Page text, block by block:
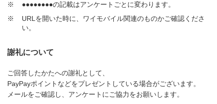
※
●●●●●●●●の記載はアンケートごとに変わります。
※
URLを開いた時に、ワイモバイル関連のものかご確認くださ
い。
謝礼について
ご回答したかたへの謝礼として、
PayPayポイントなどをプレゼントしている場合がございます。
メールをご確認し、アンケートにご協力をお願いします。